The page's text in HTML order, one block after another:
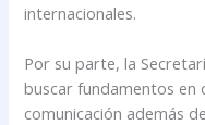
internacionales.
Por su parte, la
buscar fundamentos en
comunicación además